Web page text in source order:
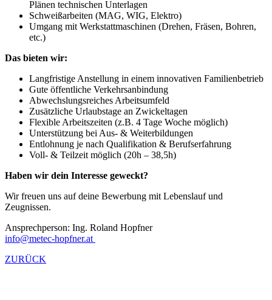
Plänen technischen Unterlagen
Schweißarbeiten (MAG, WIG, Elektro)
Umgang mit Werkstattmaschinen (Drehen, Fräsen, Bohren,
etc.)
Das bieten wir:
Langfristige Anstellung in einem innovativen Familienbetrieb
Gute öffentliche Verkehrsanbindung
Abwechslungsreiches Arbeitsumfeld
Zusätzliche Urlaubstage an Zwickeltagen
Flexible Arbeitszeiten (z.B. 4 Tage Woche möglich)
Unterstützung bei Aus- & Weiterbildungen
Entlohnung je nach Qualifikation & Berufserfahrung
Voll- & Teilzeit möglich (20h – 38,5h)
Haben wir dein Interesse geweckt?
Wir freuen uns auf deine Bewerbung mit Lebenslauf und
Zeugnissen.
Ansprechperson: Ing. Roland Hopfner
info@metec-hopfner.at
ZURÜCK